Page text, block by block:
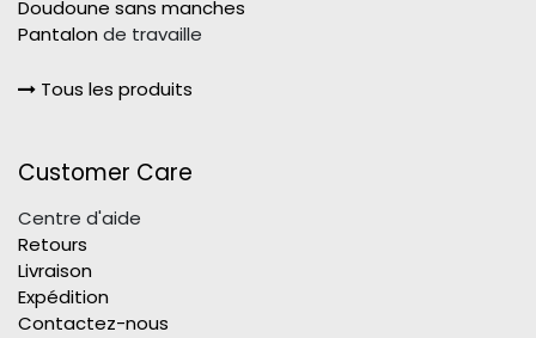
Doudoune sans manches
Pantalon de travaille
Tous les produits
Customer Care
Centre d'aide
Retours
Livraison
Expédition
Contactez-nous